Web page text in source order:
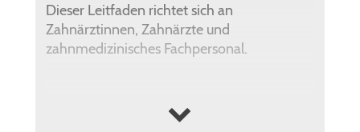
Dieser Leitfaden richtet sich an
Zahnärztinnen, Zahnärzte und
zahnmedizinisches Fachpersonal.